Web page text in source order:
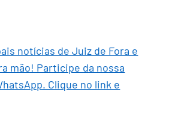
notícias de Juiz de Fora e
mão! Participe da nossa
Clique no link e